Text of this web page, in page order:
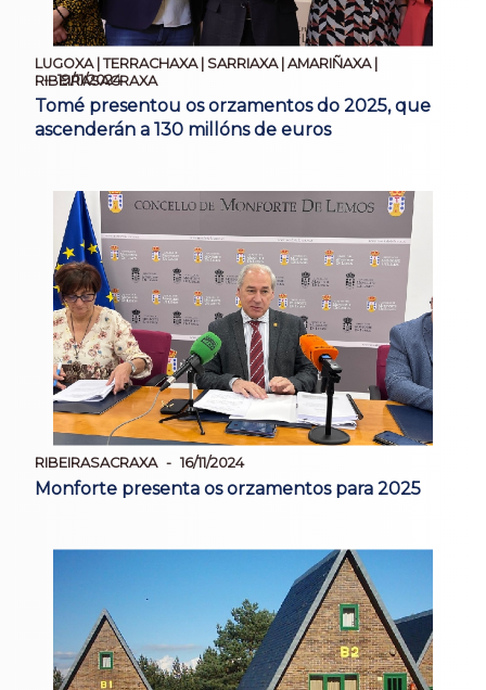
LUGOXA | TERRACHAXA | SARRIAXA | AMARIÑAXA |
RIBEIRASACRAXA
19/11/2024
Tomé presentou os orzamentos do 2025, que
ascenderán a 130 millóns de euros
RIBEIRASACRAXA 16/11/2024
Monforte presenta os orzamentos para 2025